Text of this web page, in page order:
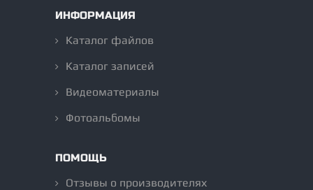
ИНФОРМАЦИЯ
Каталог файлов
Каталог записей
Видеоматериалы
Фотоальбомы
ПОМОЩЬ
Отзывы о производителях